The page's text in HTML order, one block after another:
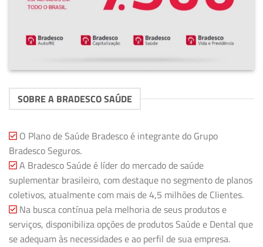
SOBRE A BRADESCO SAÚDE
O Plano de Saúde Bradesco é integrante do Grupo
Bradesco Seguros.
A Bradesco Saúde é líder do mercado de saúde
suplementar brasileiro, com destaque no segmento de planos
coletivos, atualmente com mais de 4,5 milhões de Clientes.
Na busca contínua pela melhoria de seus produtos e
serviços, disponibiliza opções de produtos Saúde e Dental que
se adequam às necessidades e ao perfil de sua empresa.